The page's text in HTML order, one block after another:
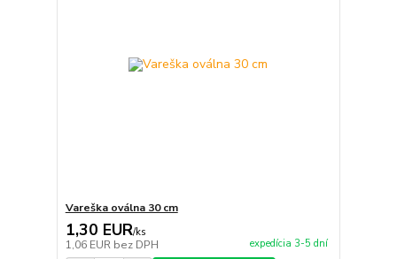
Vareška oválna 30 cm
1,30 EUR/ks
1,06 EUR bez DPH expedícia 3-5 dní